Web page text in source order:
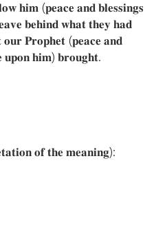
𝐡𝐢𝐦 (𝐩𝐞𝐚𝐜𝐞 𝐚𝐧𝐝 𝐛𝐥𝐞𝐬𝐬𝐢𝐧𝐠𝐬
𝐛𝐞𝐡𝐢𝐧𝐝 𝐰𝐡𝐚𝐭 𝐭𝐡𝐞𝐲 𝐡𝐚𝐝
𝐨𝐮𝐫 𝐏𝐫𝐨𝐩𝐡𝐞𝐭 (𝐩𝐞𝐚𝐜𝐞 𝐚𝐧𝐝
𝐮𝐩𝐨𝐧 𝐡𝐢𝐦) 𝐛𝐫𝐨𝐮𝐠𝐡𝐭.
𝐨𝐟 𝐭𝐡𝐞 𝐦𝐞𝐚𝐧𝐢𝐧𝐠):